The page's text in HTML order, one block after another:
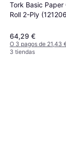
Tork Basic
Roll 2-Ply
64,29 €
O 3 pagos de 21,43
3 tiendas